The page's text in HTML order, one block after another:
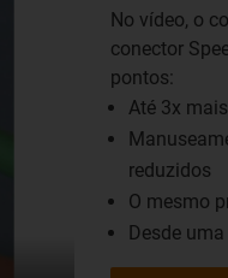
No vídeo, o
conector
pontos:
Até 3x
reduzidos
O mesmo
Desde